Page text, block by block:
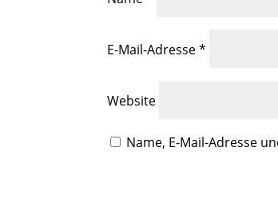
E-Mail-Adresse*
Website
Name, E-Mail-Adresse